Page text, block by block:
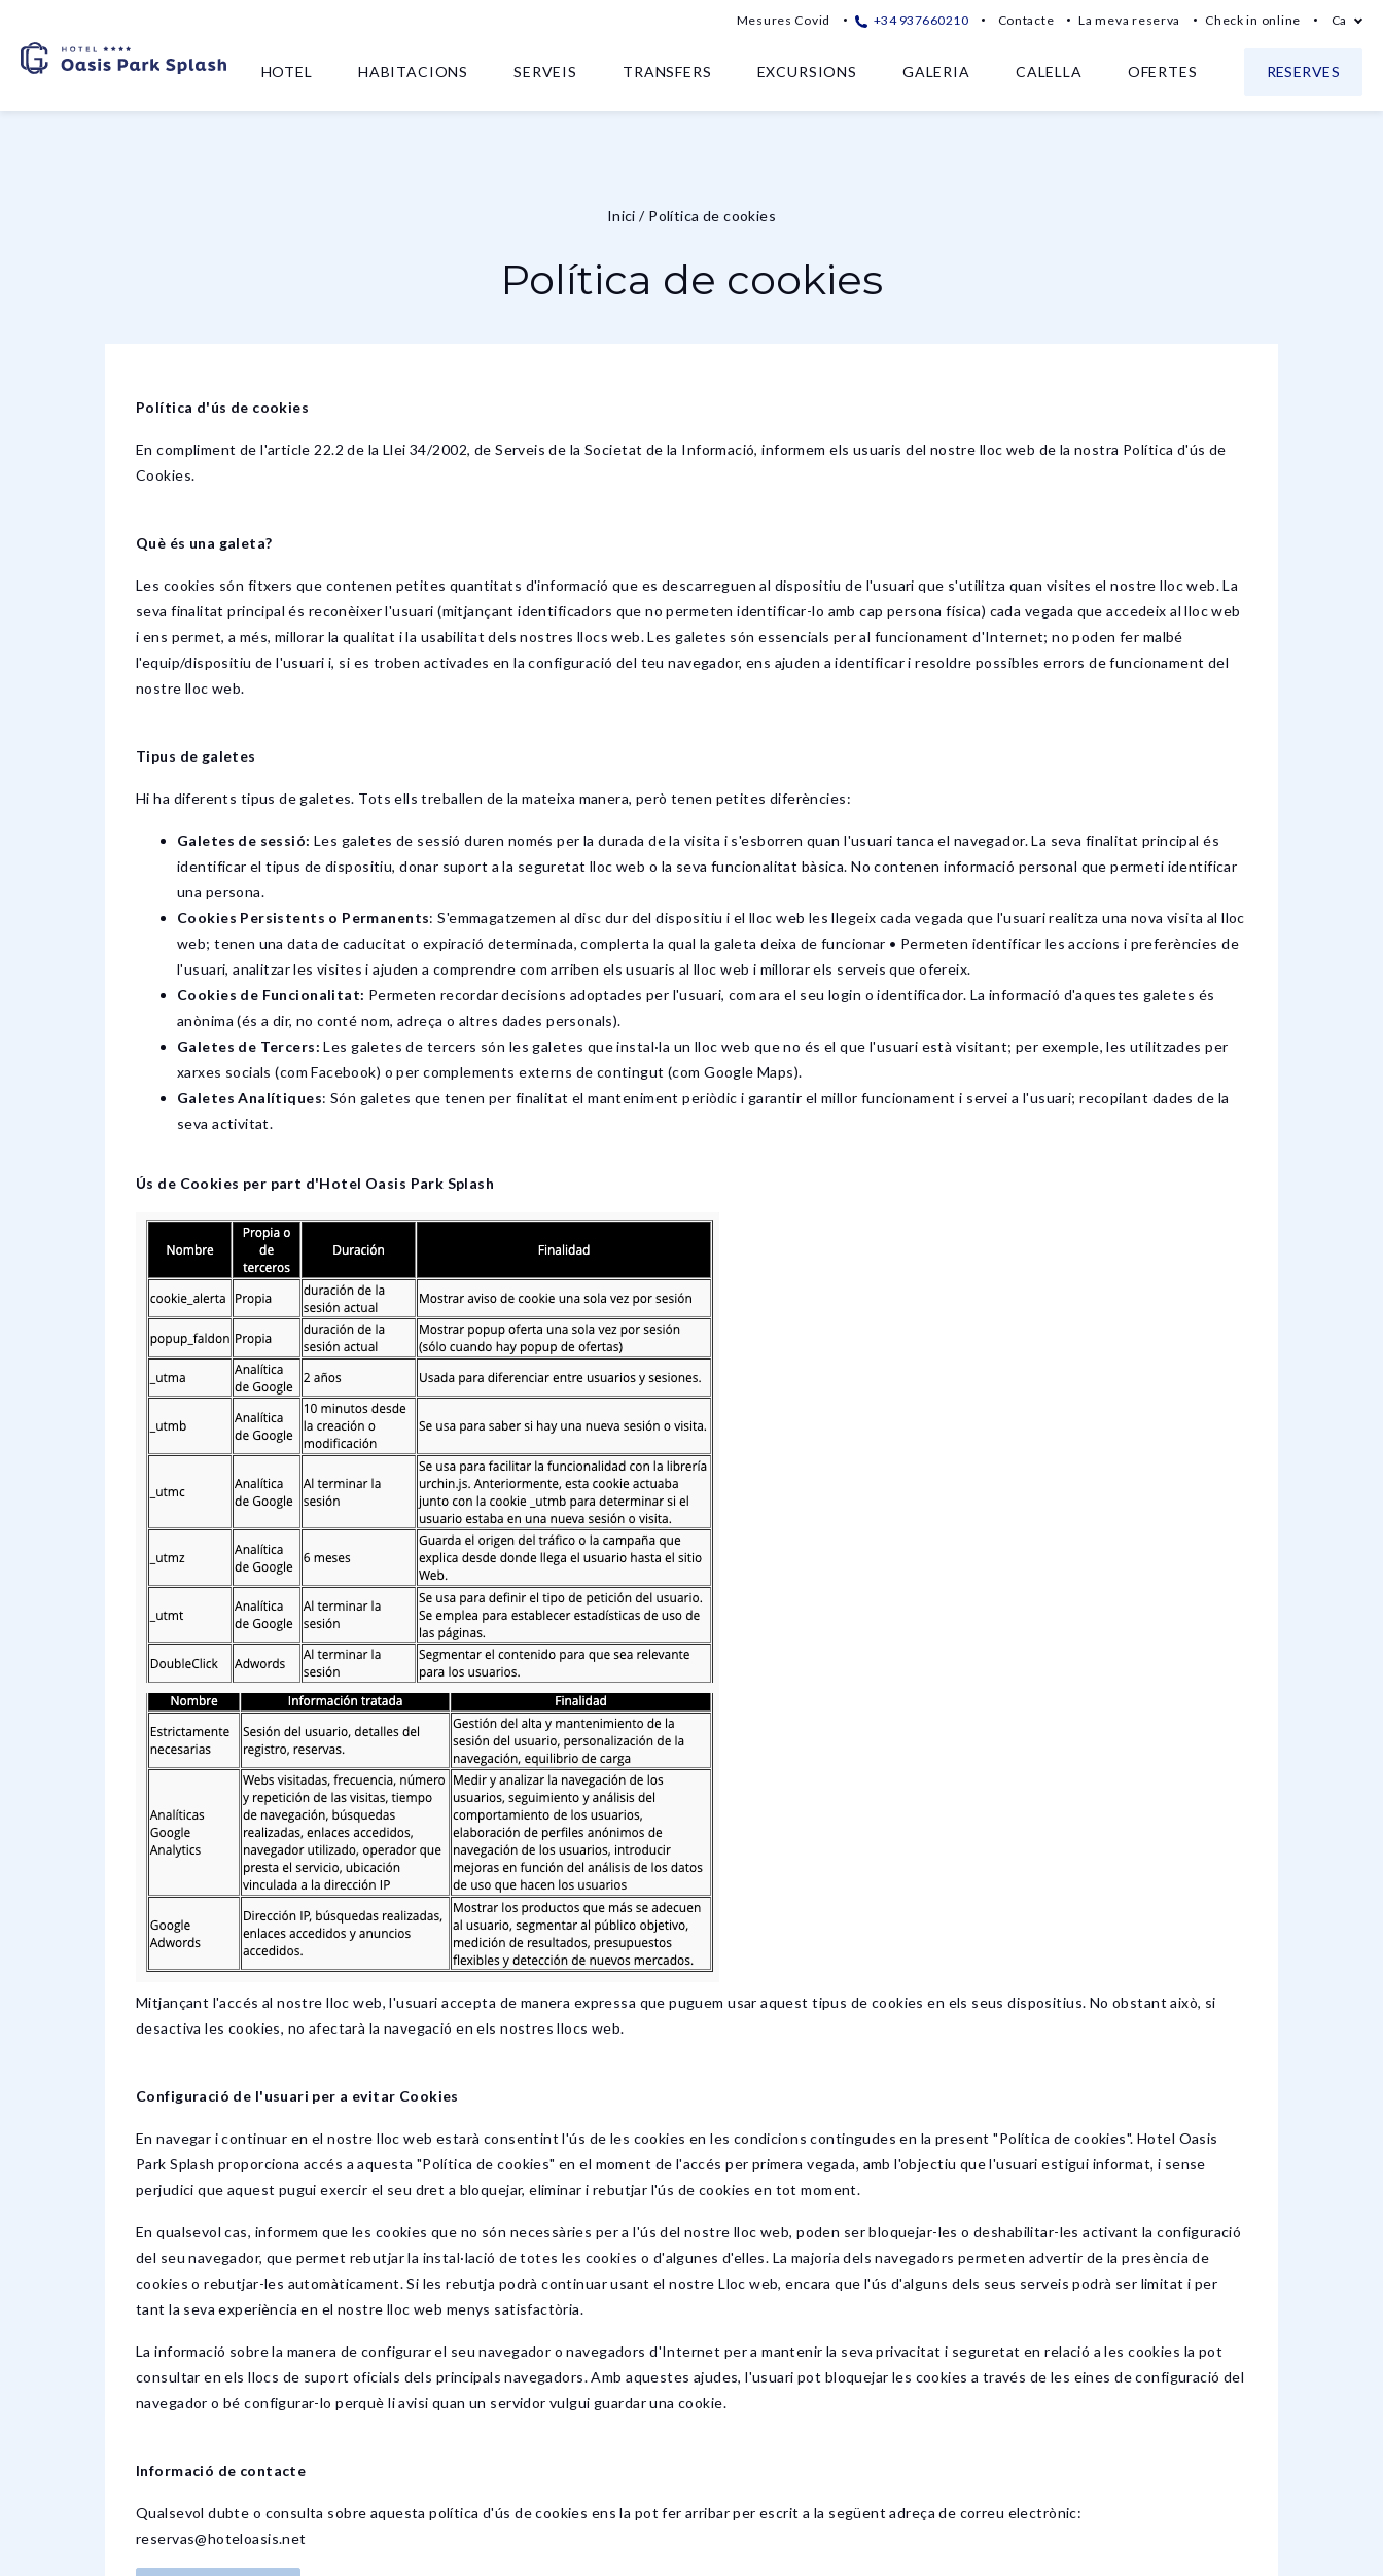
Mesures Covid +34 937660210 Contacte La meva reserva Check in online Ca
HOTEL HABITACIONS SERVEIS TRANSFERS EXCURSIONS GALERIA CALELLA OFERTES RESERVES
Inici / Política de cookies
Política de cookies
Política d'ús de cookies
En compliment de l'article 22.2 de la Llei 34/2002, de Serveis de la Societat de la Informació, informem els usuaris del nostre lloc web de la nostra Política d'ús de
Cookies.
Què és una galeta?
Les cookies són fitxers que contenen petites quantitats d'informació que es descarreguen al dispositiu de l'usuari que s'utilitza quan visites el nostre lloc web. La
seva finalitat principal és reconèixer l'usuari (mitjançant identificadors que no permeten identificar-lo amb cap persona física) cada vegada que accedeix al lloc web
i ens permet, a més, millorar la qualitat i la usabilitat dels nostres llocs web. Les galetes són essencials per al funcionament d'Internet; no poden fer malbé
l'equip/dispositiu de l'usuari i, si es troben activades en la configuració del teu navegador, ens ajuden a identificar i resoldre possibles errors de funcionament del
nostre lloc web.
Tipus de galetes
Hi ha diferents tipus de galetes. Tots ells treballen de la mateixa manera, però tenen petites diferències:
Galetes de sessió: Les galetes de sessió duren només per la durada de la visita i s'esborren quan l'usuari tanca el navegador. La seva finalitat principal és
identificar el tipus de dispositiu, donar suport a la seguretat lloc web o la seva funcionalitat bàsica. No contenen informació personal que permeti identificar
una persona.
Cookies Persistents o Permanents: S'emmagatzemen al disc dur del dispositiu i el lloc web les llegeix cada vegada que l'usuari realitza una nova visita al lloc
web; tenen una data de caducitat o expiració determinada, complerta la qual la galeta deixa de funcionar • Permeten identificar les accions i preferències de
l'usuari, analitzar les visites i ajuden a comprendre com arriben els usuaris al lloc web i millorar els serveis que ofereix.
Cookies de Funcionalitat: Permeten recordar decisions adoptades per l'usuari, com ara el seu login o identificador. La informació d'aquestes galetes és
anònima (és a dir, no conté nom, adreça o altres dades personals).
Galetes de Tercers: Les galetes de tercers són les galetes que instal·la un lloc web que no és el que l'usuari està visitant; per exemple, les utilitzades per
xarxes socials (com Facebook) o per complements externs de contingut (com Google Maps).
Galetes Analítiques: Són galetes que tenen per finalitat el manteniment periòdic i garantir el millor funcionament i servei a l'usuari; recopilant dades de la
seva activitat.
Ús de Cookies per part d'Hotel Oasis Park Splash
Mitjançant l'accés al nostre lloc web, l'usuari accepta de manera expressa que puguem usar aquest tipus de cookies en els seus dispositius. No obstant això, si
desactiva les cookies, no afectarà la navegació en els nostres llocs web.
Configuració de l'usuari per a evitar Cookies
En navegar i continuar en el nostre lloc web estarà consentint l'ús de les cookies en les condicions contingudes en la present "Política de cookies". Hotel Oasis
Park Splash proporciona accés a aquesta "Política de cookies" en el moment de l'accés per primera vegada, amb l'objectiu que l'usuari estigui informat, i sense
perjudici que aquest pugui exercir el seu dret a bloquejar, eliminar i rebutjar l'ús de cookies en tot moment.
En qualsevol cas, informem que les cookies que no són necessàries per a l'ús del nostre lloc web, poden ser bloquejar-les o deshabilitar-les activant la configuració
del seu navegador, que permet rebutjar la instal·lació de totes les cookies o d'algunes d'elles. La majoria dels navegadors permeten advertir de la presència de
cookies o rebutjar-les automàticament. Si les rebutja podrà continuar usant el nostre Lloc web, encara que l'ús d'alguns dels seus serveis podrà ser limitat i per
tant la seva experiència en el nostre lloc web menys satisfactòria.
La informació sobre la manera de configurar el seu navegador o navegadors d'Internet per a mantenir la seva privacitat i seguretat en relació a les cookies la pot
consultar en els llocs de suport oficials dels principals navegadors. Amb aquestes ajudes, l'usuari pot bloquejar les cookies a través de les eines de configuració del
navegador o bé configurar-lo perquè li avisi quan un servidor vulgui guardar una cookie.
Informació de contacte
Qualsevol dubte o consulta sobre aquesta política d'ús de cookies ens la pot fer arribar per escrit a la següent adreça de correu electrònic:
reservas@hoteloasis.net